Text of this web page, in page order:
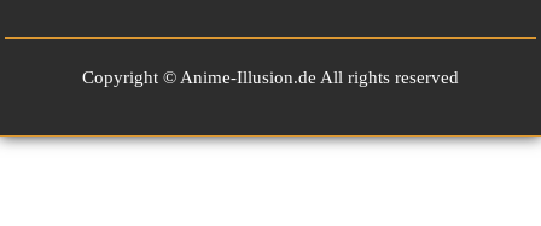
Copyright © Anime-Illusion.de All rights reserved